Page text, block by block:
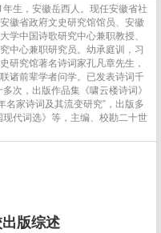
生，安徽岳西人。现任安徽省社
徽省政府文史研究馆馆员、安徽
学中国诗歌研究中心兼职教授、
中心兼职研究员。幼承庭训，习
研究馆著名诗词家孔凡章先生，
诸前辈学者问学。已发表诗词千
次，出版作品集《啸云楼诗词》
名家诗词及其流变研究”，出版多
代词选》等，主编、校勘二十世
版综述